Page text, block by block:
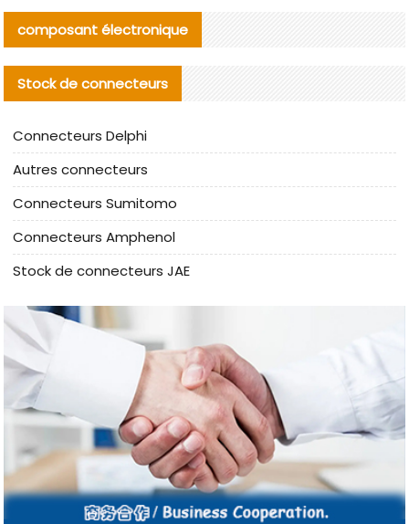
composant électronique
Stock de connecteurs
Connecteurs Delphi
Autres connecteurs
Connecteurs Sumitomo
Connecteurs Amphenol
Stock de connecteurs JAE